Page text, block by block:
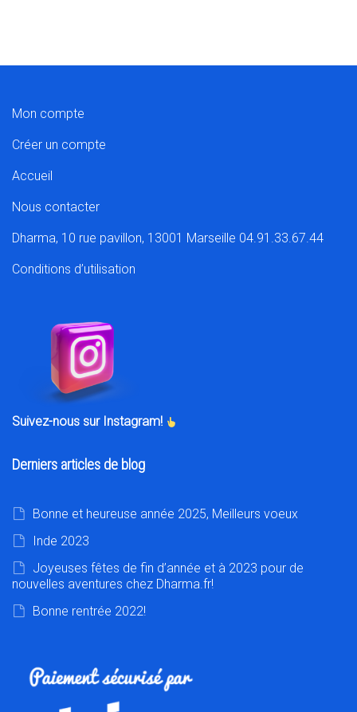
Mon compte
Créer un compte
Accueil
Nous contacter
Dharma, 10 rue pavillon, 13001 Marseille 04.91.33.67.44
Conditions d’utilisation
Suivez-nous sur Instagram!
Derniers articles de blog
Bonne et heureuse année 2025, Meilleurs voeux
Inde 2023
Joyeuses fêtes de fin d’année et à 2023 pour de
nouvelles aventures chez Dharma.fr!
Bonne rentrée 2022!